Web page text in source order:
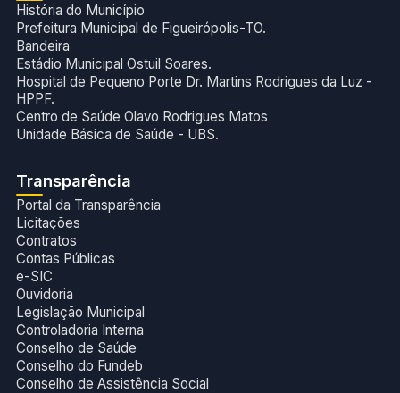
História do Município
Prefeitura Municipal de Figueirópolis-TO.
Bandeira
Estádio Municipal Ostuil Soares.
Hospital de Pequeno Porte Dr. Martins Rodrigues da Luz -
HPPF.
Centro de Saúde Olavo Rodrigues Matos
Unidade Básica de Saúde - UBS.
Transparência
Portal da Transparência
Licitações
Contratos
Contas Públicas
e-SIC
Ouvidoria
Legislação Municipal
Controladoria Interna
Conselho de Saúde
Conselho do Fundeb
Conselho de Assistência Social